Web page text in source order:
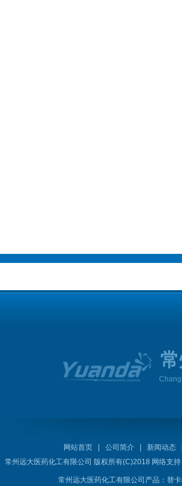
网站首页 公司简介 新闻动态
常州远大医药化工有限公司 版权所有(C)2018 网络支持
常州远大医药化工有限公司产品： 替